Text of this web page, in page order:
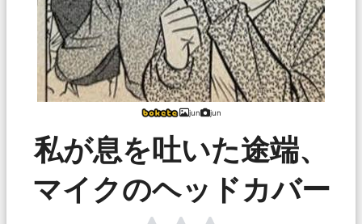
jun jun
私が息を吐いた途端、
マイクのヘッドカバー